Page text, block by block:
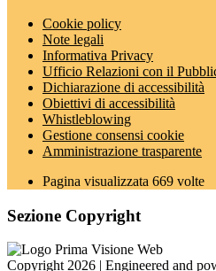
Cookie policy
Note legali
Informativa Privacy
Ufficio Relazioni con il
Dichiarazione di accessibilità
Obiettivi di accessibilità
Whistleblowing
Gestione consensi cookie
Amministrazione trasparente
Pagina visualizzata 669 volte
Sezione Copyright
Copyright 2026 | Engineered and